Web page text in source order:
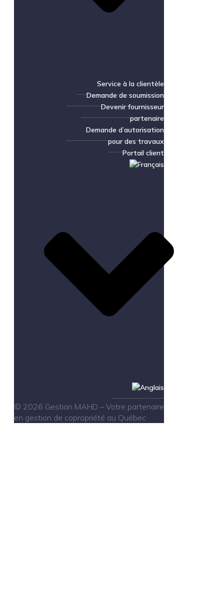
Service à la clientèle
Demande de soumission
Devenir fournisseur
partenaire
Demande d’autorisation
pour des travaux
Portail client
© 2026 Gestion MAHD – Votre partenaire
en gestion de copropriété au Québec